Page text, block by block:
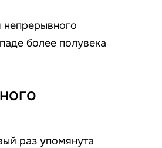
непрерывного
более полувека
раз упомянута